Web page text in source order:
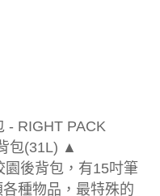
- RIGHT PACK
包(31L) ▲
後背包，有15吋筆
種物品，最特殊的